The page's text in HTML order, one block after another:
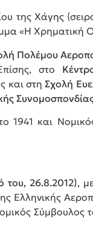
της Χάγης
«Η Χρηματική
Πολέμου
στο
και στηΣχολή
1941 και
του, 26.8.2012),
Ελληνικής